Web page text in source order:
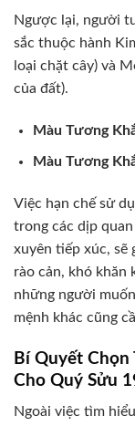
Ngược lại, người
sắc thuộc hành
loại chặt cây) và
của đất).
Màu Tương
Màu Tương
Việc hạn chế sử
trong các dịp
xuyên tiếp xúc,
rào cản, khó khăn
những người
mệnh khác cũng
Bí Quyết Chọn
Cho Quý Sửu
Ngoài việc tìm hiểu